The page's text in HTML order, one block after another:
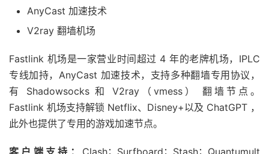
AnyCast 加速技术
V2ray 翻墙机场
Fastlink 机场是一家营业时间超过 4 年的老牌机场，IPLC
专线加持，AnyCast 加速技术，支持多种翻墙专用协议，
有 Shadowsocks 和 V2ray（vmess） 翻墙节点。
Fastlink 机场支持解锁 Netflix、Disney+以及 ChatGPT ，
此外也提供了专用的游戏加速节点。